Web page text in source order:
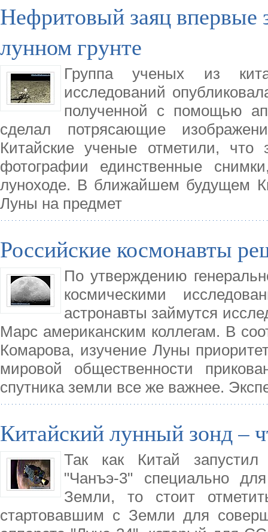
Нефритовый заяц впервые
лунном грунте
Группа ученых из
исследований
полученной с помощью
сделал потрясающие
Китайские ученые отметили,
фотографии единственные
луноходе. В ближайшем будущем
Луны на предмет
Российские космонавты
По утверждению
космическими
астронавты займутся
Марс американским коллегам. В
Комарова, изучение Луны
мировой общественности
спутника земли все же важнее.
Китайский лунный зонд –
Так как Китай запустил
"Чанъэ-3" специально
Земли, то стоит
стартовавшим с Земли для